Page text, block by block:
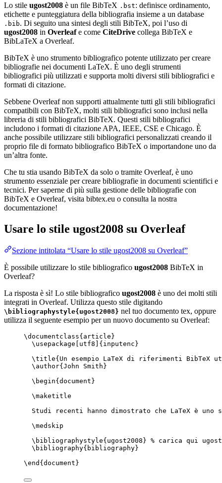
Lo stile ugost2008 è un file BibTeX .bst: definisce ordinamento,
etichette e punteggiatura della bibliografia insieme a un database
.bib. Di seguito una sintesi degli stili BibTeX, poi l’uso di
ugost2008 in Overleafe come CiteDrive collega BibTeX e
BibLaTeX a Overleaf.
BibTeX è uno strumento bibliografico potente utilizzato per creare
bibliografie nei documenti LaTeX. È uno degli strumenti
bibliografici più utilizzati e supporta molti diversi stili bibliografici e
formati di citazione.
Sebbene Overleaf non supporti attualmente tutti gli stili bibliografici
compatibili con BibTeX, molti stili bibliografici sono inclusi nella
libreria di stili bibliografici BibTeX. Questi stili bibliografici
includono i formati di citazione APA, IEEE, CSE e Chicago. È
anche possibile utilizzare stili bibliografici personalizzati creando il
proprio file di formato bibliografico BibTeX o importandone uno da
un’altra fonte.
Che tu stia usando BibTeX da solo o tramite Overleaf, è uno
strumento essenziale per creare bibliografie in documenti scientifici e
tecnici. Per saperne di più sulla gestione delle bibliografie con
BibTeX e Overleaf, visita bibtex.eu o consulta la nostra
documentazione!
Usare lo stile ugost2008 su Overleaf
Sezione intitolata “Usare lo stile ugost2008 su Overleaf”
È possibile utilizzare lo stile bibliografico ugost2008 BibTeX in
Overleaf?
La risposta è sì! Lo stile bibliografico ugost2008 è uno dei molti stili
integrati in Overleaf. Utilizza questo stile digitando
\bibliographystyle{ugost2008} nel tuo documento tex, oppure
utilizza il seguente esempio per un nuovo documento su Overleaf:
\documentclass{ article }
\usepackage
utf8 ]{ inputenc }
\title{Un esempio LaTeX di riferimenti
\author{John Smith}
\begin{ document }
\maketitle
Studi recenti hanno dimostrato che LaTeX è
\medskip
\bibliographystyle{ugost2008} % carica qui
\bibliography{bibliography}
\end { document }